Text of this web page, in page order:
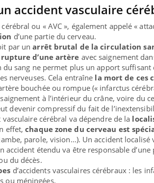
accident vasculaire
ou « AVC », également appelé «
d’une partie du cerveau.
par unarrêt brutal de la circulation
rupture d’une artère avec saignement
sang ne permet plus un apport suffisant
nerveuses. Cela entraîne la mort de ces
bouchée ou rompue (« infarctus
à l’intérieur du crâne, voire du
devenir compressif du fait de
cérébral va dépendre de la
effet,chaque zone du cerveau est
parole, vision…). Un accident
accident étendu va être responsable
du décès.
d’accidents vasculaires cérébraux : les
ou méningées.